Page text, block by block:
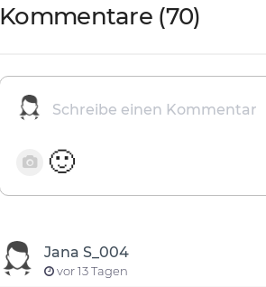
Kommentare (70)
🙂
Jana S_004
vor 13 Tagen